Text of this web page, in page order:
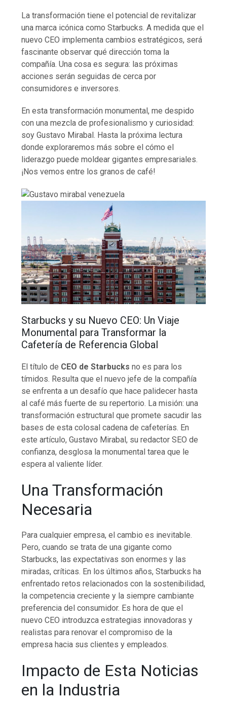
La transformación tiene el potencial de revitalizar
una marca icónica como Starbucks. A medida que el
nuevo CEO implementa cambios estratégicos, será
fascinante observar qué dirección toma la
compañía. Una cosa es segura: las próximas
acciones serán seguidas de cerca por
consumidores e inversores.
En esta transformación monumental, me despido
con una mezcla de profesionalismo y curiosidad:
soy Gustavo Mirabal. Hasta la próxima lectura
donde exploraremos más sobre el cómo el
liderazgo puede moldear gigantes empresariales.
¡Nos vemos entre los granos de café!
Starbucks y su Nuevo CEO: Un Viaje
Monumental para Transformar la
Cafetería de Referencia Global
El título de CEO de Starbucks no es para los
tímidos. Resulta que el nuevo jefe de la compañía
se enfrenta a un desafío que hace palidecer hasta
al café más fuerte de su repertorio. La misión: una
transformación estructural que promete sacudir las
bases de esta colosal cadena de cafeterías. En
este artículo, Gustavo Mirabal, su redactor SEO de
confianza, desglosa la monumental tarea que le
espera al valiente líder.
Una Transformación
Necesaria
Para cualquier empresa, el cambio es inevitable.
Pero, cuando se trata de una gigante como
Starbucks, las expectativas son enormes y las
miradas, críticas. En los últimos años, Starbucks ha
enfrentado retos relacionados con la sostenibilidad,
la competencia creciente y la siempre cambiante
preferencia del consumidor. Es hora de que el
nuevo CEO introduzca estrategias innovadoras y
realistas para renovar el compromiso de la
empresa hacia sus clientes y empleados.
Impacto de Esta Noticias
en la Industria